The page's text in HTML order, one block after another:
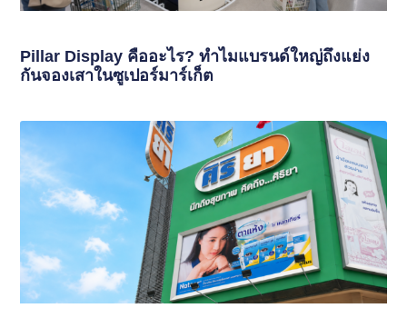
Pillar Display คืออะไร? ทำไมแบรนด์ใหญ่ถึงแย่ง
กันจองเสาในซูเปอร์มาร์เก็ต